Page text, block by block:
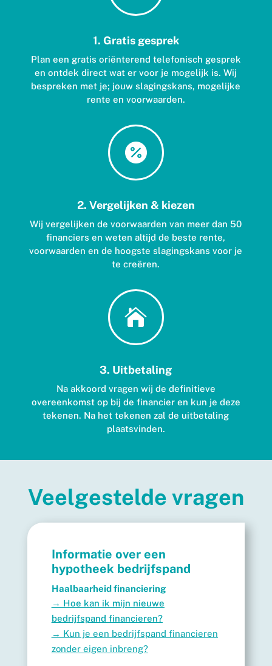
1. Gratis gesprek
Plan een gratis oriënterend telefonisch gesprek
en ontdek direct wat er voor je mogelijk is. Wij
bespreken met je; jouw slagingskans, mogelijke
rente en voorwaarden.

2. Vergelijken & kiezen
Wij vergelijken de voorwaarden van meer dan 50
financiers en weten altijd de beste rente,
voorwaarden en de hoogste slagingskans voor je
te creëren.

3. Uitbetaling
Na akkoord vragen wij de definitieve
overeenkomst op bij de financier en kun je deze
tekenen. Na het tekenen zal de uitbetaling
plaatsvinden.
Veelgestelde vragen
Informatie over een
hypotheek bedrijfspand
Haalbaarheid financiering
→ Hoe kan ik mijn nieuwe
bedrijfspand financieren?
→ Kun je een bedrijfspand financieren
zonder eigen inbreng?